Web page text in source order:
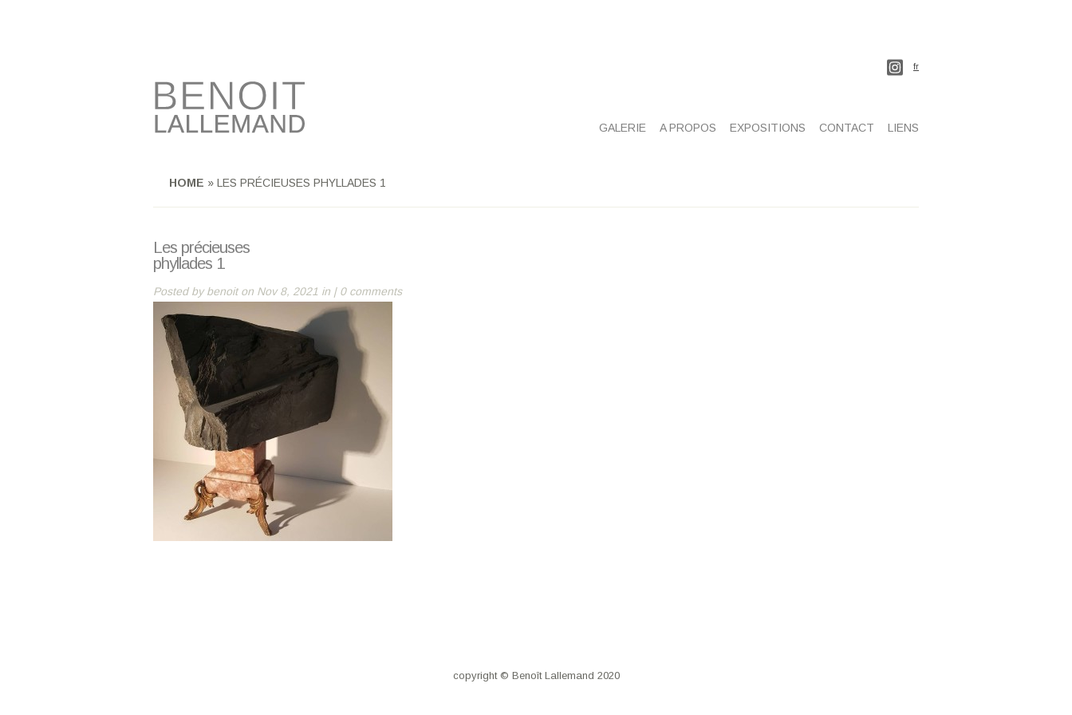
fr
GALERIE A PROPOS EXPOSITIONS CONTACT LIENS
HOME » LES PRÉCIEUSES PHYLLADES 1
Les précieuses
phyllades 1
Posted by benoiton Nov 8, 2021 in | 0 comments
copyright © Benoît Lallemand 2020